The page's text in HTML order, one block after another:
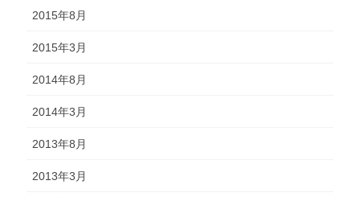
2015年8月
2015年3月
2014年8月
2014年3月
2013年8月
2013年3月